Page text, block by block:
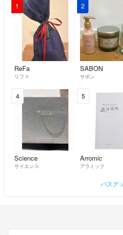
1
ReFa
リファ
2
SABON
サボン
4
Science
サイエンス
5
Arromic
アラミック
バスグ